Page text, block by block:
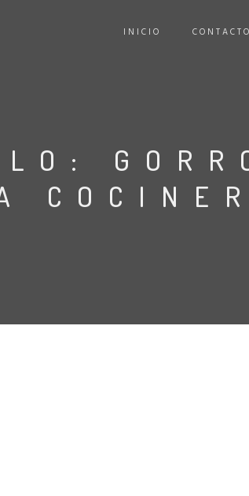
INICIO CONTACTO